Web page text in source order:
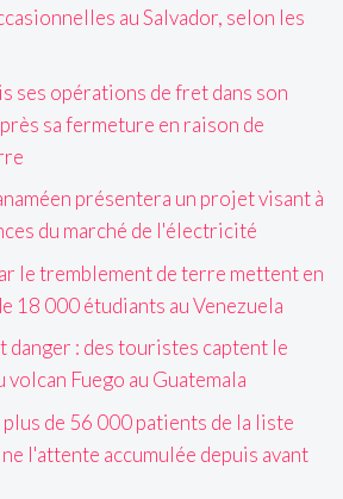
au Salvador, selon les
ses opérations de fret dans son
sa fermeture en raison de
présentera un projet visant à
du marché de l'électricité
le tremblement de terre mettent en
18 000 étudiants au Venezuela
danger : des touristes captent le
Fuego au Guatemala
de 56 000 patients de la liste
l'attente accumulée depuis avant